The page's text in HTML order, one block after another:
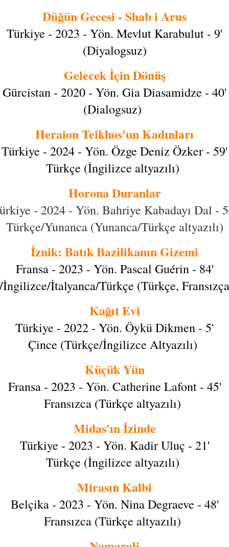
Düğün Gecesi - Shab i Arus
Türkiye - 2023 - Yön. Mevlut Karabulut - 9'
(Diyalogsuz)
Gelecek İçin Dönüş
Gürcistan - 2020 - Yön. Gia Diasamidze - 40'
(Dialogsuz)
Heraion Teikhos'un Kadınları
Türkiye - 2024 - Yön. Özge Deniz Özker - 59'
Türkçe (İngilizce altyazılı)
Horona Duranlar
- 2024 - Yön. Bahriye Kabadayı Dal -
Türkçe/Yunanca (Yunanca/Türkçe altyazılı)
İznik: Batık Bazilikanın Gizemi
Fransa - 2023 - Yön. Pascal Guérin - 84'
İngilizce/İtalyanca/Türkçe (Türkçe,
Kağıt Evi
Türkiye - 2022 - Yön. Öykü Dikmen - 5'
Çince (Türkçe/İngilizce Altyazılı)
Küçük Yün
Fransa - 2023 - Yön. Catherine Lafont - 45'
Fransızca (Türkçe altyazılı)
Midas'ın İzinde
Türkiye - 2023 - Yön. Kadir Uluç - 21'
Türkçe (İngilizce altyazılı)
Mirasın Kalbi
Belçika - 2023 - Yön. Nina Degraeve - 48'
Fransızca (Türkçe altyazılı)